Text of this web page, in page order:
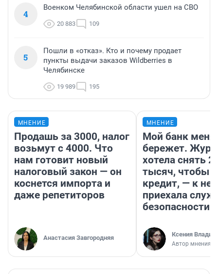
4
Военком Челябинской области ушел на СВО
20 883 109
5
Пошли в «отказ». Кто и почему продает
пункты выдачи заказов Wildberries в
Челябинске
19 989 195
МНЕНИЕ
Продашь за 3000, налог
возьмут с 4000. Что
нам готовит новый
налоговый закон — он
коснется импорта и
даже репетиторов
Анастасия Завгородняя
МНЕНИЕ
Мой банк меня
бережет.
хотела снять
тысяч, чтобы
кредит, — к
приехала
безопасности
Ксения
Автор мнения